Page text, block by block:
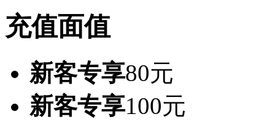
充值面值
新客专享80元
新客专享100元